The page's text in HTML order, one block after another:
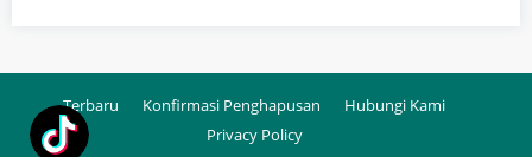
Terbaru Konfirmasi Penghapusan
Hubungi Kami
Privacy Policy